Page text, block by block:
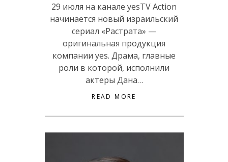
29 июля на канале yesTV Action
начинается новый израильский
сериал «Растрата» —
оригинальная продукция
компании yes. Драма, главные
роли в которой, исполнили
актеры Дана…
READ MORE